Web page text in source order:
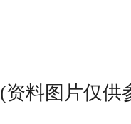
(资料图片仅供